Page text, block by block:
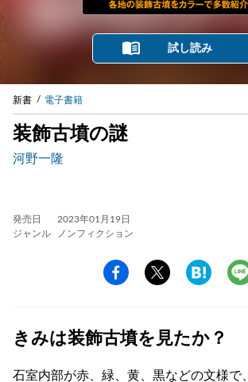
試し読み
新書 電子書籍
装飾古墳の謎
河野一隆
発売日
2023年01月19日
ジャンル
ノンフィクション
きみは装飾古墳を見たか？
石室内部が赤、緑、黄、黒などの文様で